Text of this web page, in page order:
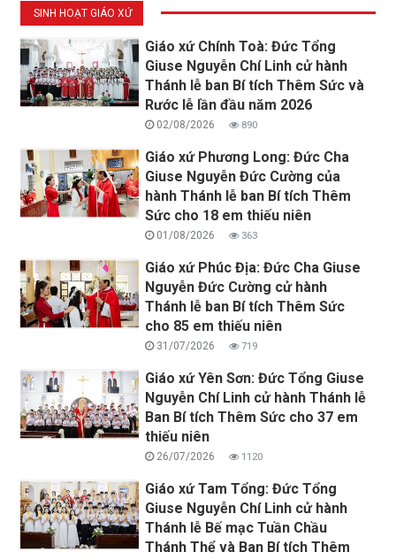
SINH HOẠT GIÁO XỨ
Giáo xứ Chính Toà: Đức Tổng
Giuse Nguyễn Chí Linh cử hành
Thánh lễ ban Bí tích Thêm Sức và
Rước lễ lần đầu năm 2026
02/08/2026 890
Giáo xứ Phương Long: Đức Cha
Giuse Nguyễn Đức Cường của
hành Thánh lễ ban Bí tích Thêm
Sức cho 18 em thiếu niên
01/08/2026 363
Giáo xứ Phúc Địa: Đức Cha Giuse
Nguyễn Đức Cường cử hành
Thánh lễ ban Bí tích Thêm Sức
cho 85 em thiếu niên
31/07/2026 719
Giáo xứ Yên Sơn: Đức Tổng Giuse
Nguyễn Chí Linh cử hành Thánh lễ
Ban Bí tích Thêm Sức cho 37 em
thiếu niên
26/07/2026 1120
Giáo xứ Tam Tổng: Đức Tổng
Giuse Nguyễn Chí Linh cử hành
Thánh lễ Bế mạc Tuần Chầu
Thánh Thể và Ban Bí tích Thêm